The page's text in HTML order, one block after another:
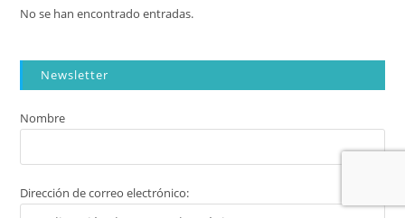
No se han encontrado entradas.
Newsletter
Nombre
Dirección de correo electrónico: